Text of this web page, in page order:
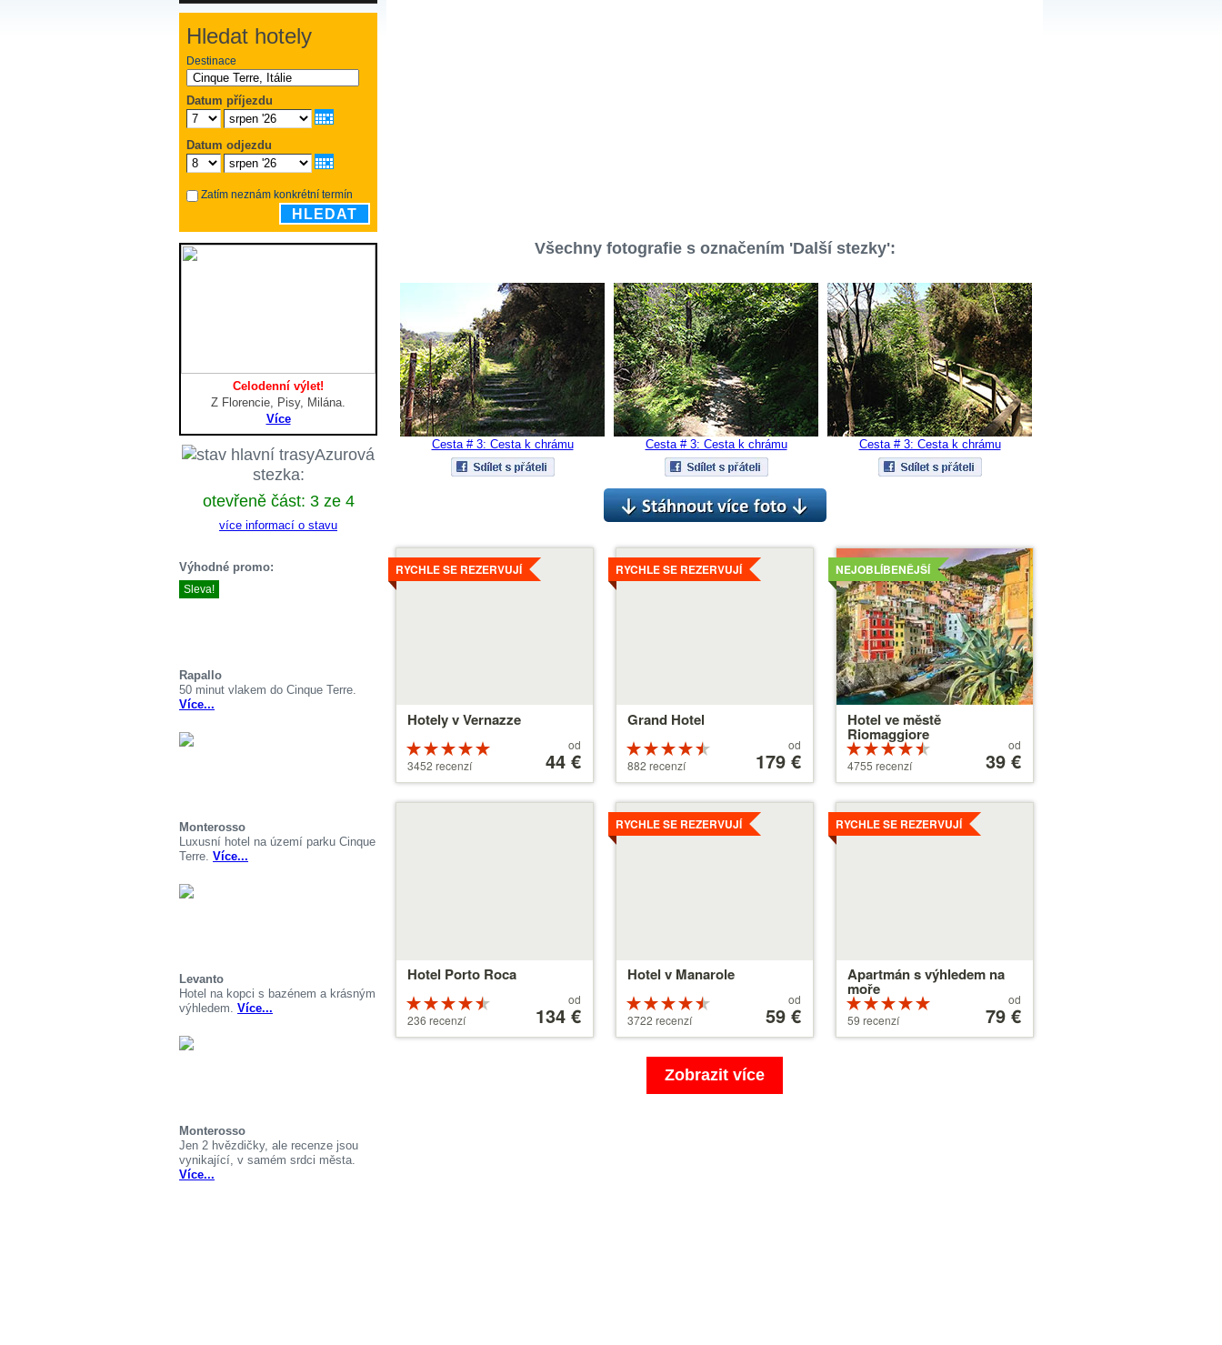
Všechny fotografie s označením 'Další stezky':
Cesta # 3: Cesta k chrámu Cesta # 3: Cesta k chrámu Cesta # 3: Cesta k chrámu
Hotely v Vernazze
RYCHLE SE REZERVUJÍ
5 z 5
3452 recenzí
od
44 €
Více
Grand Hotel
RYCHLE SE REZERVUJÍ
4.5 z 5
882 recenzí 179 €
od
179 €
Více
Hotel ve městě
Riomaggiore
NEJOBLÍBENĚJŠÍ
4.5 z 5
4755 recenzí
od
39 €
Více
Hotel Porto Roca
4.5 z 5
236 recenzí 134 €
od
134 €
Více
Hotel v Manarole
RYCHLE SE REZERVUJÍ
4.5 z 5
3722 recenzí
od
59 €
Více
Apartmán s výhledem na
moře
RYCHLE SE REZERVUJÍ
5 z 5
59 recenzí
od
79 €
Více
Zobrazit více
Hledat hotely
Destinace
Datum příjezdu
Datum odjezdu
Zatím neznám konkrétní termín
HLEDAT
Celodenní výlet!
Z Florencie, Pisy, Milána.
Více
Azurová
stezka:
otevřeně část: 3 ze 4
více informací o stavu
Výhodné promo:
Sleva!
Rapallo
50 minut vlakem do Cinque Terre.
Více...
Monterosso
Luxusní hotel na území parku Cinque
Terre. Více...
Levanto
Hotel na kopci s bazénem a krásným
výhledem. Více...
Monterosso
Jen 2 hvězdičky, ale recenze jsou
vynikající, v samém srdci města.
Více...